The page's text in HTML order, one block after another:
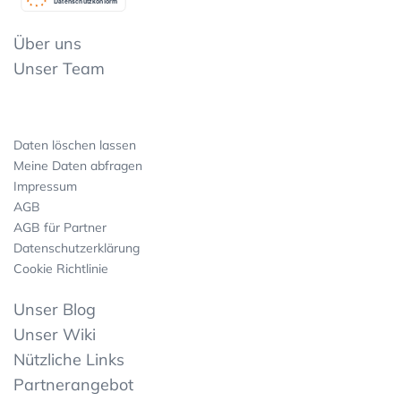
Über uns
Unser Team
Daten löschen lassen
Meine Daten abfragen
Impressum
AGB
AGB für Partner
Datenschutzerklärung
Cookie Richtlinie
Unser Blog
Unser Wiki
Nützliche Links
Partnerangebot